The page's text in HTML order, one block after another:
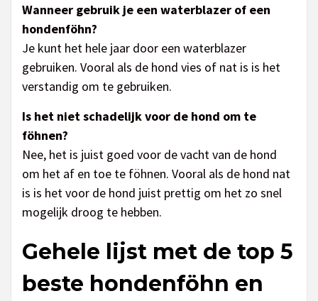
Wanneer gebruik je een waterblazer of een
hondenföhn?
Je kunt het hele jaar door een waterblazer
gebruiken. Vooral als de hond vies of nat is is het
verstandig om te gebruiken.
Is het niet schadelijk voor de hond om te
föhnen?
Nee, het is juist goed voor de vacht van de hond
om het af en toe te föhnen. Vooral als de hond nat
is is het voor de hond juist prettig om het zo snel
mogelijk droog te hebben.
Gehele lijst met de top 5
beste hondenföhn en